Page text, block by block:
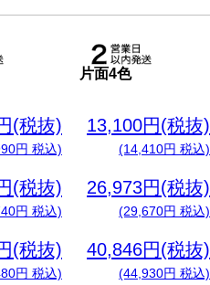
片面4色
(税抜)
円 税込)
13,100円(税抜)
(14,410円 税込)
(税抜)
円 税込)
26,973円(税抜)
(29,670円 税込)
(税抜)
円 税込)
40,846円(税抜)
(44,930円 税込)